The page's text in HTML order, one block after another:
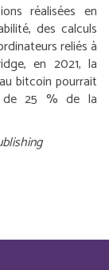
réalisées en
des calculs
reliés à
en 2021, la
bitcoin pourrait
de 25 % de la